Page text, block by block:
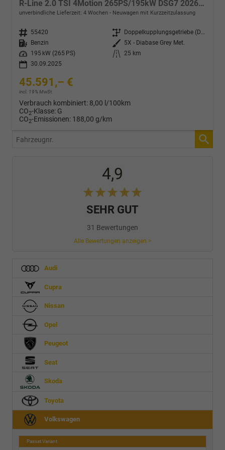
R-Line 2.0 TSI 4Motion 265PS/195kW DSG7 2026 +HUD +TRAVEL +15" NAVI +ACC +360° +PANO +AHK +MATRIX +EL. HECKKLAPPE +KEYLESS +3Z-KLIMA +SHZ +LENKRADHZ +MASSAGE +DIG. COCKPIT
unverbindliche Lieferzeit: 4 Wochen Neuwagen mit Kurzzeitzulassung
Fahrzeugnr. 55420 Getriebe
Doppelkupplungsgetriebe (DSG)
Kraftstoff
Benzin Außenfarbe
5X - Diabase Grey Met.
Leistung
195 kW (265 PS) Kilometerstand
25 km
30.09.2025
45.591,– €
incl. 19% MwSt.
Verbrauch kombiniert: 8,00 l/100km
CO2-Klasse: G
CO2-Emissionen: 188,00 g/km
Fahrzeugnr.
4,9
SEHR GUT
31 Bewertungen
Alle Bewertungen anzeigen >
Audi
Cupra
Nissan
Opel
Peugeot
Seat
Skoda
Toyota
Volkswagen
Passat Variant